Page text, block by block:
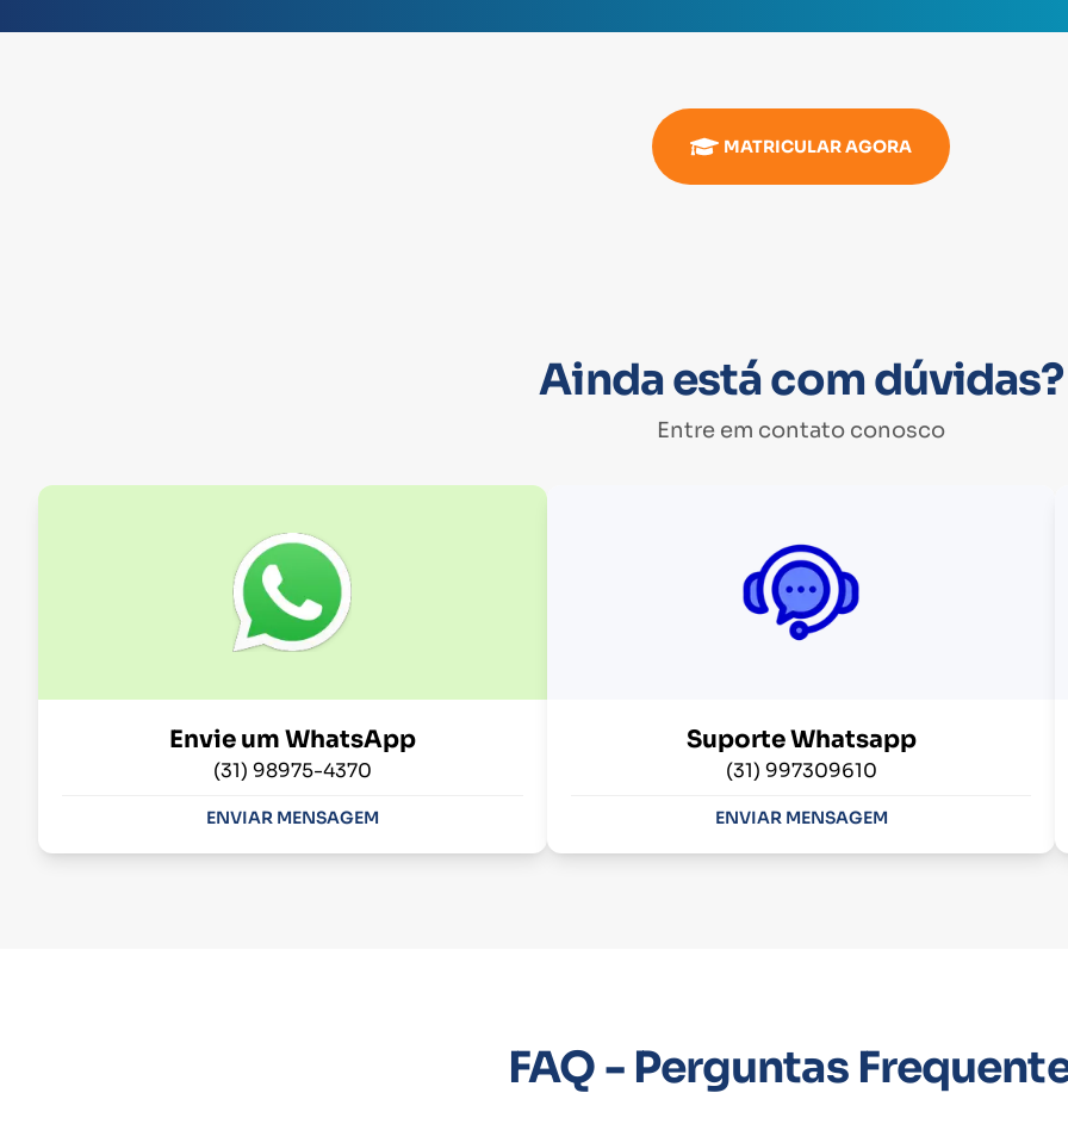
MATRICULAR AGORA
Ainda está com dúvidas?
Entre em contato conosco
Envie um WhatsApp
(31) 98975-4370
ENVIAR MENSAGEM
Suporte Whatsapp
(31) 997309610
ENVIAR MENSAGEM
FAQ - Perguntas